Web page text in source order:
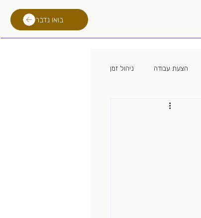
בואו נדבר
הצעת עבודה ניהול זמן
מיתון